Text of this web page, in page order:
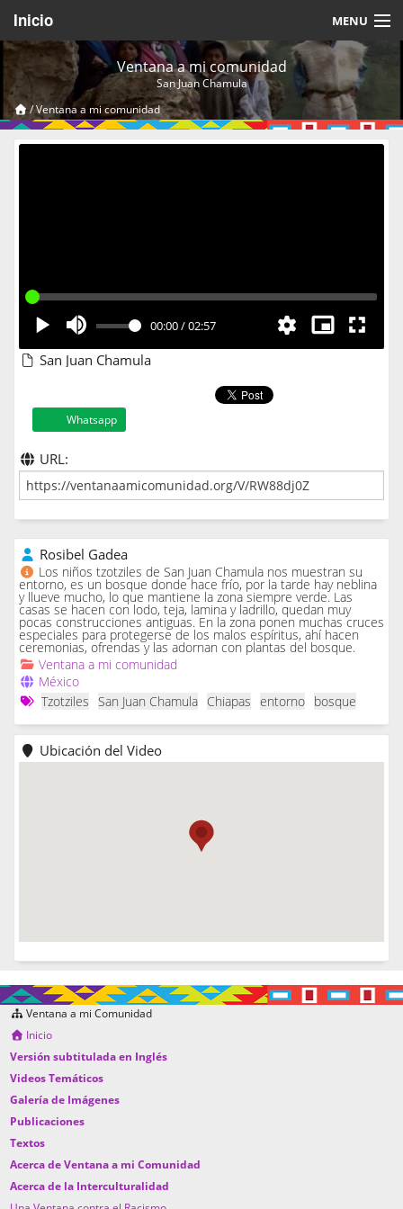
Inicio MENU
Acerca de
Videos Temáticos
Cerrar Sesión
Ventana a mi comunidad
San Juan Chamula
/Ventana a mi comunidad
00:00/02:57
San Juan Chamula
Whatsapp
URL:
Rosibel Gadea
Los niños tzotziles de San Juan Chamula nos muestran su
entorno, es un bosque donde hace frío, por la tarde hay neblina
y llueve mucho, lo que mantiene la zona siempre verde. Las
casas se hacen con lodo, teja, lamina y ladrillo, quedan muy
pocas construcciones antiguas. En la zona ponen muchas cruces
especiales para protegerse de los malos espíritus, ahí hacen
ceremonias, ofrendas y las adornan con plantas del bosque.
Ventana a mi comunidad
México
Tzotziles
San Juan Chamula Chiapas entorno bosque
Ubicación del Video
Ventana a mi Comunidad
Inicio
Versión subtitulada en Inglés
Videos Temáticos
Galería de Imágenes
Publicaciones
Textos
Acerca de Ventana a mi Comunidad
Acerca de la Interculturalidad